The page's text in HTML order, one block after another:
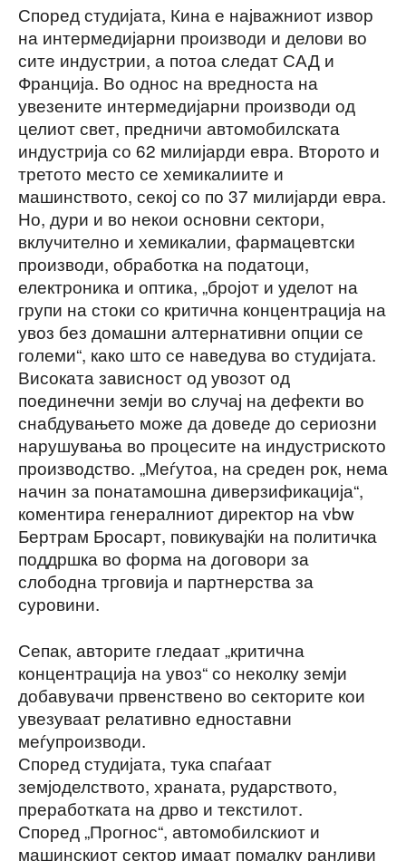
Според студијата, Кина е најважниот извор
на интермедијарни производи и делови во
сите индустрии, а потоа следат САД и
Франција. Во однос на вредноста на
увезените интермедијарни производи од
целиот свет, предничи автомобилската
индустрија со 62 милијарди евра. Второто и
третото место се хемикалиите и
машинството, секој со по 37 милијарди евра.
Но, дури и во некои основни сектори,
вклучително и хемикалии, фармацевтски
производи, обработка на податоци,
електроника и оптика, „бројот и уделот на
групи на стоки со критична концентрација на
увоз без домашни алтернативни опции се
големи“, како што се наведува во студијата.
Високата зависност од увозот од
поединечни земји во случај на дефекти во
снабдувањето може да доведе до сериозни
нарушувања во процесите на индустриското
производство. „Меѓутоа, на среден рок, нема
начин за понатамошна диверзификација“,
коментира генералниот директор на vbw
Бертрам Бросарт, повикувајќи на политичка
поддршка во форма на договори за
слободна трговија и партнерства за
суровини.
Сепак, авторите гледаат „критична
концентрација на увоз“ со неколку земји
добавувачи првенствено во секторите кои
увезуваат релативно едноставни
меѓупроизводи.
Според студијата, тука спаѓаат
земјоделството, храната, рударството,
преработката на дрво и текстилот.
Според „Прогнос“, автомобилскиот и
машинскиот сектор имаат помалку ранливи